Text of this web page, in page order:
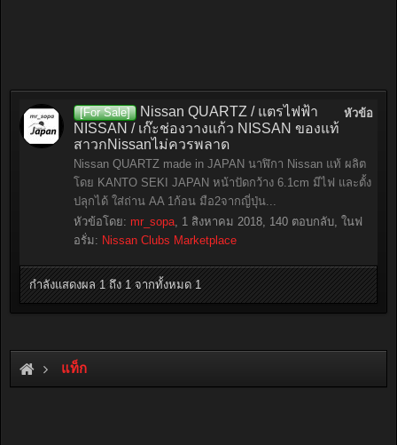
หัวข้อ
[For Sale]
Nissan QUARTZ / แตรไฟฟ้า
NISSAN / เก๊ะช่องวางแก้ว NISSAN ของแท้
สาวกNissanไม่ควรพลาด
Nissan QUARTZ made in JAPAN นาฬิกา Nissan แท้ ผลิต
โดย KANTO SEKI JAPAN หน้าปัดกว้าง 6.1cm มีไฟ และตั้ง
ปลุกได้ ใส่ถ่าน AA 1ก้อน มือ2จากญี่ปุ่น...
หัวข้อโดย: mr_sopa, 1 สิงหาคม 2018, 140 ตอบกลับ, ในฟ
อรั่ม: Nissan Clubs Marketplace
กำลังแสดงผล 1 ถึง 1 จากทั้งหมด 1
แท็ก